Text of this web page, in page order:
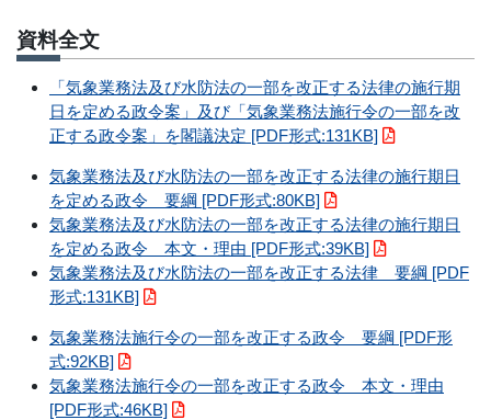
資料全文
「気象業務法及び水防法の一部を改正する法律の施行期
日を定める政令案」及び「気象業務法施行令の一部を改
正する政令案」を閣議決定 [PDF形式:131KB]
気象業務法及び水防法の一部を改正する法律の施行期日
を定める政令 要綱 [PDF形式:80KB]
気象業務法及び水防法の一部を改正する法律の施行期日
を定める政令 本文・理由 [PDF形式:39KB]
気象業務法及び水防法の一部を改正する法律 要綱 [PDF
形式:131KB]
気象業務法施行令の一部を改正する政令 要綱 [PDF形
式:92KB]
気象業務法施行令の一部を改正する政令 本文・理由
[PDF形式:46KB]